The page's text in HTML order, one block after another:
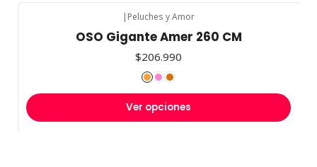
| Peluches y Amor
OSO Gigante Amer 260 CM
$206.990
Ver opciones